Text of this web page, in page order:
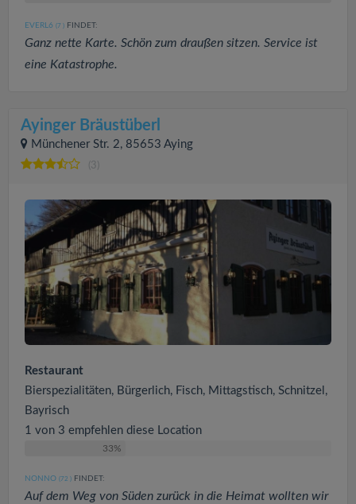
EVERL6 (7 ) FINDET:
Ganz nette Karte. Schön zum draußen sitzen. Service ist
eine Katastrophe.
Ayinger Bräustüberl
Münchener Str. 2, 85653 Aying
(3)
Restaurant
Bierspezialitäten, Bürgerlich, Fisch, Mittagstisch, Schnitzel,
Bayrisch
1 von 3 empfehlen diese Location
33%
NONNO (72 ) FINDET:
Auf dem Weg von Süden zurück in die Heimat wollten wir